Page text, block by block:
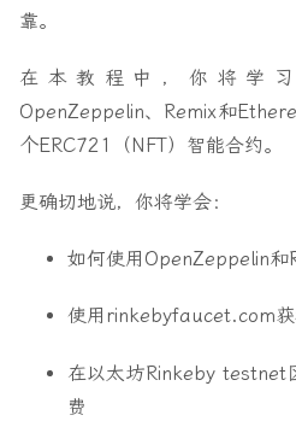
靠。
在本教程中，你将学习
OpenZeppelin、Remix和
个ERC721（NFT）智能合约。
更确切地说，你将学会：
如何使用OpenZeppelin和
使用rinkebyfaucet.com获
在以太坊Rinkeby testnet
费